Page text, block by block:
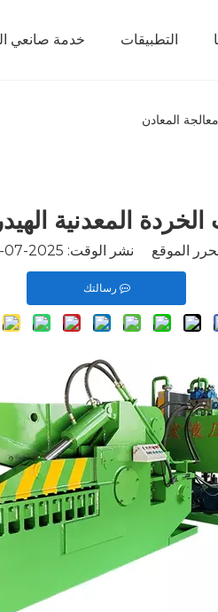
خدمة صانعي التطبيقات
المعادن
المعدنية
نشر الوقت: 2025-07-02 المنشأ:
رسالتك